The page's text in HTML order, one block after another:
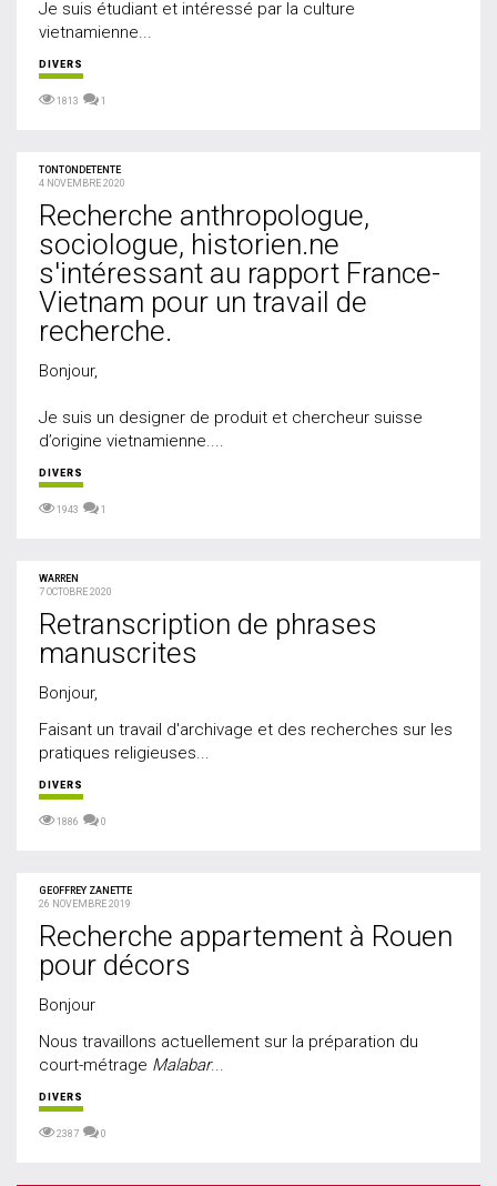
Je suis étudiant et intéressé par la culture
vietnamienne...
DIVERS
1813 1
TONTONDETENTE
4 NOVEMBRE 2020
Recherche anthropologue,
sociologue, historien.ne
s'intéressant au rapport France-
Vietnam pour un travail de
recherche.
Bonjour,
Je suis un designer de produit et chercheur suisse
d’origine vietnamienne....
DIVERS
1943 1
WARREN
7 OCTOBRE 2020
Retranscription de phrases
manuscrites
Bonjour,
Faisant un travail d'archivage et des recherches sur les
pratiques religieuses...
DIVERS
1886 0
GEOFFREY ZANETTE
26 NOVEMBRE 2019
Recherche appartement à Rouen
pour décors
Bonjour
Nous travaillons actuellement sur la préparation du
court-métrage Malabar...
DIVERS
2387 0